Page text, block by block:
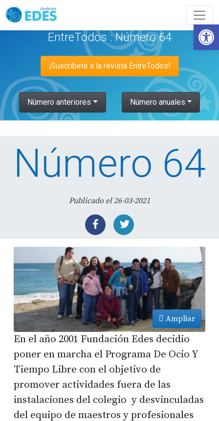
Abrir
EntreTodos : Número 64
¡Suscríbete a la revista EntreTodos!
Número anteriores Número anuales
Número 64
Publicado el 26-03-2021
Ampliar
En el año 2001 Fundación Edes decidio
poner en marcha el Programa De Ocio Y
Tiempo Libre con el objetivo de
promover actividades fuera de las
instalaciones del colegio y desvinculadas
del equipo de maestros y profesionales